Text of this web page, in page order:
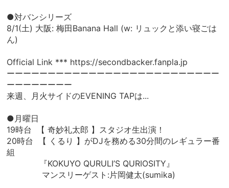
●対バンシリーズ
8/1(土) 大阪: 梅田Banana Hall (w: リュックと添い寝ごは
ん)
Official Link *** https://secondbacker.fanpla.jp
ーーーーーーーーーーーーーーーーーーーーーーーーーー
ーーーーーーーー
来週、月火サイドのEVENING TAPは...
●月曜日
19時台 【 奇妙礼太郎 】スタジオ生出演！
20時台 【 くるり 】がDJを務める30分間のレギュラー番
組
『KOKUYO QURULI’S QURIOSITY』
マンスリーゲスト:片岡健太(sumika)